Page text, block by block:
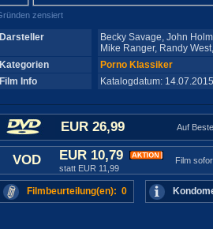
zensiert
Darsteller
Becky Savage, John
Mike Ranger, Randy
Kategorien
Porno Klassiker
Film Info
Katalogdatum:
EUR 26,99 Auf
VOD EUR 10,79
statt EUR 11,99
Film
Filmbeurteilung(en): 0